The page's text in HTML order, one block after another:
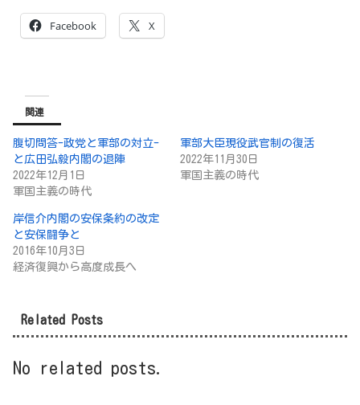
Facebook X
関連
腹切問答-政党と軍部の対立-
と広田弘毅内閣の退陣
2022年12月1日
軍国主義の時代
軍部大臣現役武官制の復活
2022年11月30日
軍国主義の時代
岸信介内閣の安保条約の改定
と安保闘争と
2016年10月3日
経済復興から高度成長へ
Related Posts
No related posts.